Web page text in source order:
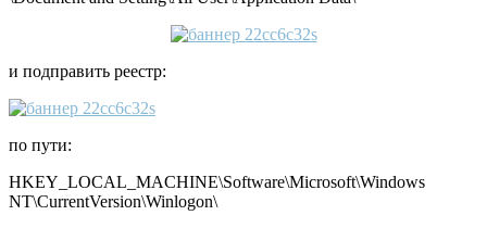
и подправить реестр:
по пути:
HKEY_LOCAL_MACHINE\Software\Microsoft\Windows
NT\CurrentVersion\Winlogon\